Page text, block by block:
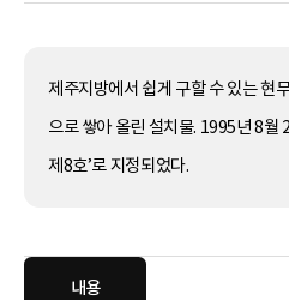
제주지방에서 쉽게 구할 수 있는 현
으로 쌓아 올린 설치물. 1995년 8월
제8호’로 지정되었다.
내용